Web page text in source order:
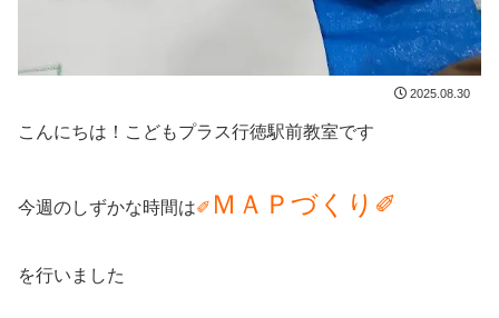
2025.08.30
こんにちは！こどもプラス行徳駅前教室です
今週のしずかな時間は✐ ＭＡＰづくり✐
を行いました